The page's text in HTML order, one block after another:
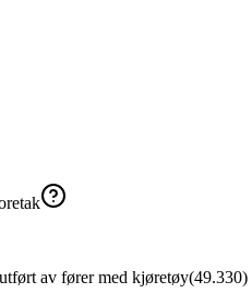
av fører med kjøretøy(49.330)